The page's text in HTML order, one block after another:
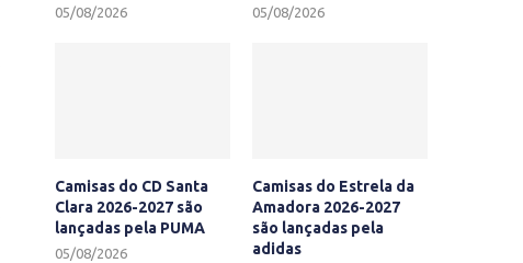
05/08/2026 05/08/2026
Camisas do CD Santa
Clara 2026-2027 são
lançadas pela PUMA
05/08/2026
Camisas do Estrela da
Amadora 2026-2027
são lançadas pela
adidas